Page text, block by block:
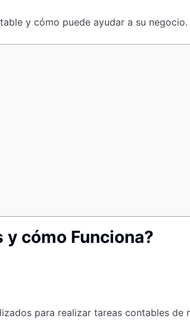
y cómo puede ayudar a su negocio.
cómo Funciona?
para realizar tareas contables de